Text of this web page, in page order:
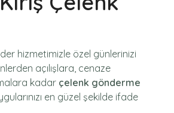
hizmetimizle özel günlerinizi
açılışlara, cenaze
kadar çelenk gönderme
en güzel şekilde ifade